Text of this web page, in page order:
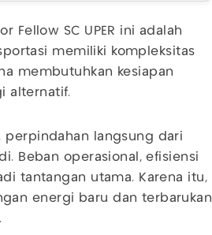
Fellow SC UPER ini adalah
memiliki kompleksitas
membutuhkan kesiapan
alternatif.
perpindahan langsung dari
Beban operasional, efisiensi
tantangan utama. Karena itu,
energi baru dan terbarukan